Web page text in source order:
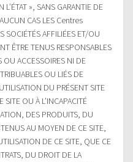
», SANS GARANTIE DE
CAS LES Centres
AFFILIÉES ET/OU
ÊTRE TENUS RESPONSABLES
OU ACCESSOIRES NI DE
OU LIÉS DE
DU PRÉSENT SITE
SITE OU À L’INCAPACITÉ
DES PRODUITS, DU
AU MOYEN DE CE SITE,
DE CE SITE, QUE CE
DU DROIT DE LA